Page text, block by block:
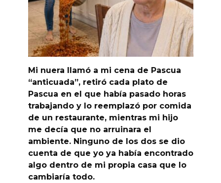
Mi nuera llamó a mi cena de Pascua
“anticuada”, retiró cada plato de
Pascua en el que había pasado horas
trabajando y lo reemplazó por comida
de un restaurante, mientras mi hijo
me decía que no arruinara el
ambiente. Ninguno de los dos se dio
cuenta de que yo ya había encontrado
algo dentro de mi propia casa que lo
cambiaría todo.